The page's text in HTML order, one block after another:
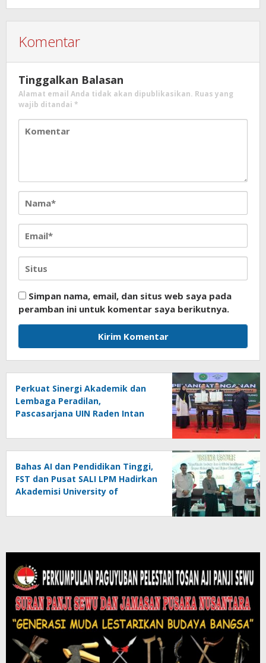
Komentar
Tinggalkan Balasan
Alamat email Anda tidak akan dipublikasikan. Ruas yang
wajib ditandai *
Simpan nama, email, dan situs web saya pada
peramban ini untuk komentar saya berikutnya.
Perkuat Sinergi Akademik dan
Lembaga Peradilan,
Pascasarjana UIN Raden Intan
Lampung Resmi Jalin Kerja Sama
Bahas AI dan Pendidikan Tinggi,
FST dan Pusat SALI LPM Hadirkan
Akademisi University of